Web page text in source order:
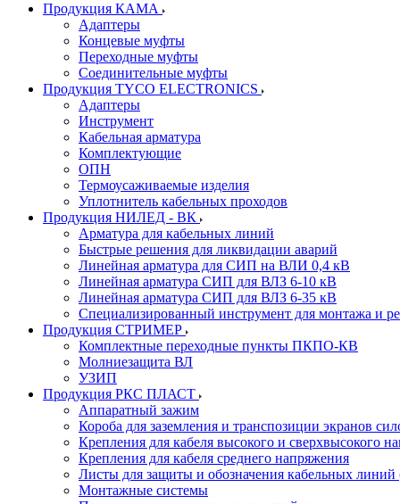
Продукция КАМА
Адаптеры
Концевые муфты
Переходные муфты
Соединительные муфты
Продукция TYCO ELECTRONICS
Адаптеры
Инструмент
Кабельная арматура
Комплектующие
ОПН
Термоусаживаемые изделия
Уплотнитель кабельных проходов
Продукция НИЛЕД - ВК
Арматура для кабельных линий
Быстрые решения для ликвидации аварий
Линейная арматура для СИП на ВЛИ 0,4 кВ
Линейная арматура СИП для ВЛЗ 6-10 кВ
Линейная арматура СИП для ВЛЗ 6-35 кВ
Специализированный инструмент для монтажа и
Продукция СТРИМЕР
Комплектные переходные пункты ПКПО-КВ
Молниезащита ВЛ
УЗИП
Продукция РКС ПЛАСТ
Аппаратный зажим
Короба для заземления и транспозиции экранов
Крепления для кабеля высокого и сверхвысокого
Крепления для кабеля среднего напряжения
Листы для защиты и обозначения кабельных
Монтажные системы